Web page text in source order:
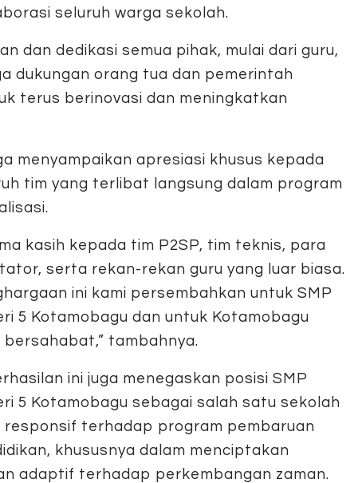
seluruh warga sekolah.
dan dedikasi semua pihak, mulai dari guru,
dukungan orang tua dan pemerintah
terus berinovasi dan meningkatkan
menyampaikan apresiasi khusus kepada
tim yang terlibat langsung dalam program
kasih kepada tim P2SP, tim teknis, para
serta rekan-rekan guru yang luar biasa.
ini kami persembahkan untuk SMP
5 Kotamobagu dan untuk Kotamobagu
bersahabat,” tambahnya.
ini juga menegaskan posisi SMP
5 Kotamobagu sebagai salah satu sekolah
responsif terhadap program pembaruan
khususnya dalam menciptakan
adaptif terhadap perkembangan zaman.